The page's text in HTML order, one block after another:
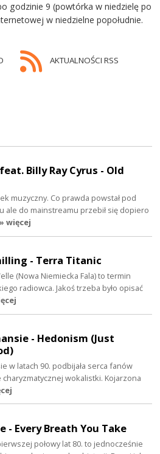
godzinie 9 (powtórka w niedzielę po
w niedzielne popołudnie.
AKTUALNOŚCI RSS
Billy Ray Cyrus - Old
muzyczny. Co prawda powstał pod
ale do mainstreamu przebił się dopiero
» więcej
- Terra Titanic
(Nowa Niemiecka Fala) to termin
radiowca. Jakoś trzeba było opisać
- Hedonism (Just
w latach 90. podbijała serca fanów
wokalistki. Kojarzona
- Every Breath You Take
połowy lat 80. to jednocześnie